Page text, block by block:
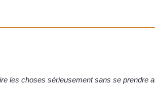
les choses sérieusement sans se prendre